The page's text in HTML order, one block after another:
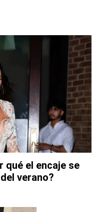
qué el encaje se
verano?